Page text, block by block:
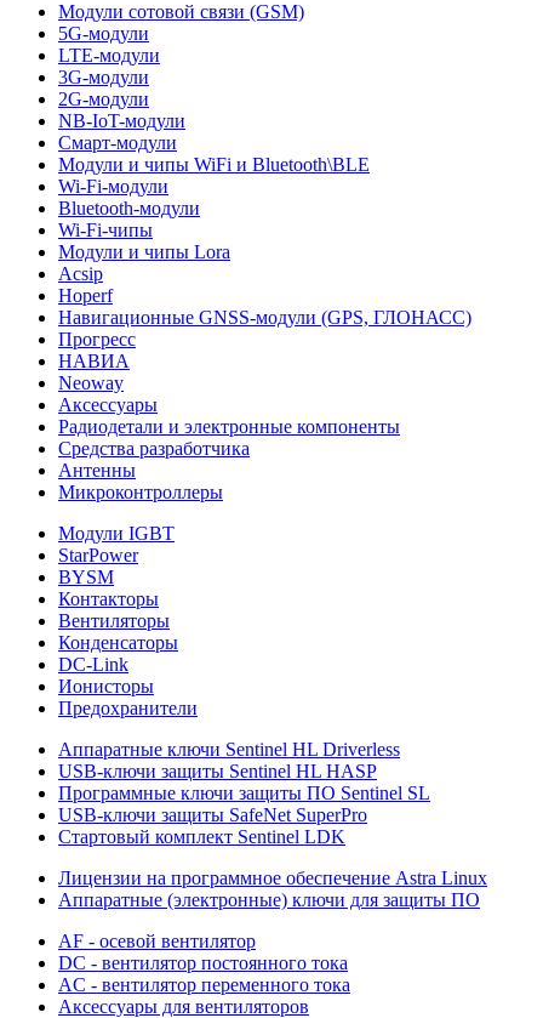
Модули сотовой связи (GSM)
5G-модули
LTE-модули
3G-модули
2G-модули
NB-IoT-модули
Смарт-модули
Модули и чипы WiFi и Bluetooth\BLE
Wi-Fi-модули
Bluetooth-модули
Wi-Fi-чипы
Модули и чипы Lora
Acsip
Hoperf
Навигационные GNSS-модули (GPS, ГЛОНАСС)
Прогресс
НАВИА
Neoway
Аксессуары
Радиодетали и электронные компоненты
Средства разработчика
Антенны
Микроконтроллеры
Модули IGBT
StarPower
BYSM
Контакторы
Вентиляторы
Конденсаторы
DC-Link
Ионисторы
Предохранители
Аппаратные ключи Sentinel HL Driverless
USB-ключи защиты Sentinel HL HASP
Программные ключи защиты ПО Sentinel SL
USB-ключи защиты SafeNet SuperPro
Стартовый комплект Sentinel LDK
Лицензии на программное обеспечение Astra Linux
Аппаратные (электронные) ключи для защиты ПО
AF - осевой вентилятор
DC - вентилятор постоянного тока
AC - вентилятор переменного тока
Аксессуары для вентиляторов